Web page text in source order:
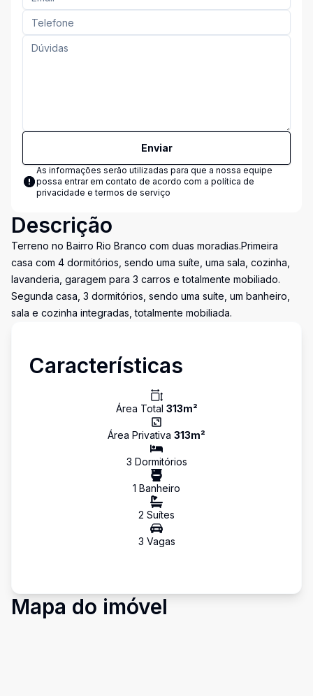
Enviar
As informações serão utilizadas para que a nossa equipe
possa entrar em contato de acordo com a política de
privacidade e termos de serviço
Descrição
Terreno no Bairro Rio Branco com duas moradias.Primeira
casa com 4 dormitórios, sendo uma suíte, uma sala, cozinha,
lavanderia, garagem para 3 carros e totalmente mobiliado.
Segunda casa, 3 dormitórios, sendo uma suíte, um banheiro,
sala e cozinha integradas, totalmente mobiliada.
Características
Área Total 313m²
Área Privativa 313m²
3 Dormitórios
1 Banheiro
2 Suítes
3 Vagas
Mapa do imóvel